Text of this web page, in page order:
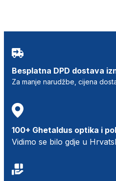
Besplatna DPD dostava
Za manje narudžbe, cijena
100+ Ghetaldus optika i
Vidimo se bilo gdje u